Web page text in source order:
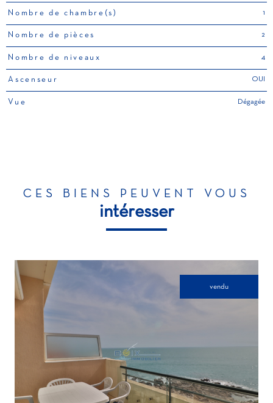
Nombre de chambre(s) 1
Nombre de pièces 2
Nombre de niveaux 4
Ascenseur OUI
Vue Dégagée
CES BIENS PEUVENT VOUS
intéresser
vendu
voir le bien